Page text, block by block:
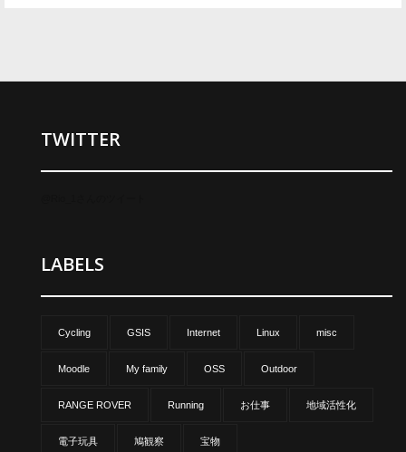
TWITTER
LABELS
Cycling GSIS Internet Linux misc
Moodle My family OSS Outdoor
RANGE ROVER Running お仕事 地域活性化
電子玩具 鳩観察 宝物